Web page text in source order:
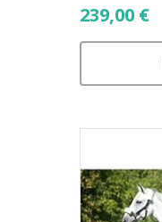
239,00 €